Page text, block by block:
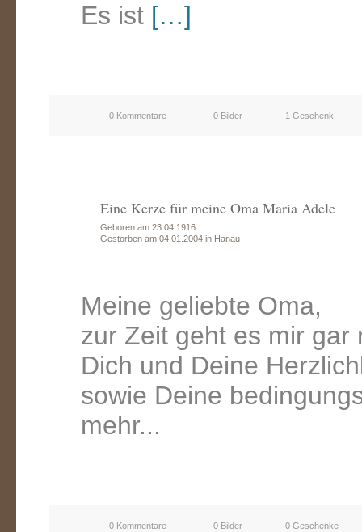
Es ist […]
0 Kommentare 0 Bilder 1 Geschenk
Eine Kerze für meine Oma Maria Adele
Geboren am 23.04.1916
Gestorben am 04.01.2004 in Hanau
Meine geliebte Oma,
zur Zeit geht es mir gar
Dich und Deine
sowie Deine
mehr...
0 Kommentare 0 Bilder 0 Geschenke